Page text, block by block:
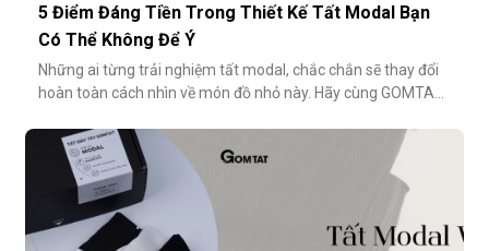
5 Điểm Đáng Tiền Trong Thiết Kế Tất Modal Bạn
Có Thể Không Để Ý
Những ai từng trải nghiệm tất modal, chắc chắn sẽ thay đổi
hoàn toàn cách nhìn về món đồ nhỏ này. Hãy cùng GOMTAT
modal cao cấp – những điều có thể bạn chưa từng để ý
nhưng lại ảnh hưởng rất nhiều đến trải nghiệm hằng
ngày.Chất liệu sợi modalĐiểm